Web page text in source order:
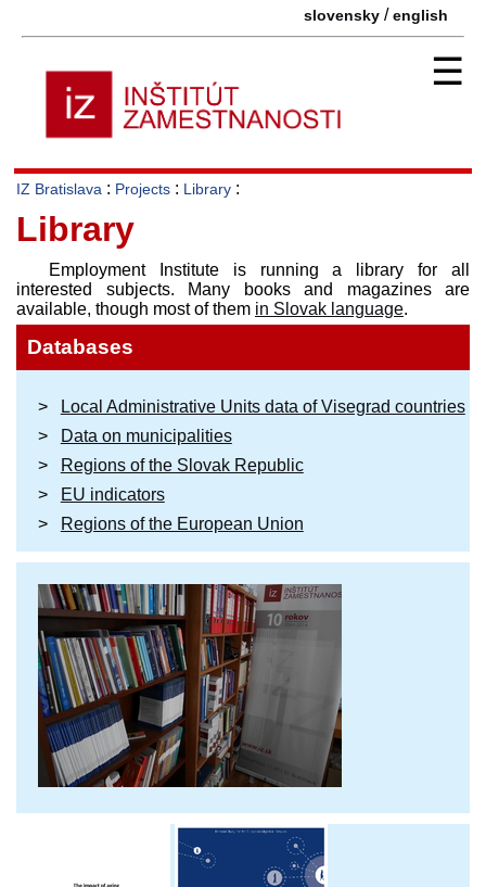
slovensky /english
☰
IZ Bratislava : Projects : Library :
Library
Employment Institute is running a library for all
interested subjects. Many books and magazines are
available, though most of them in Slovak language.
Databases
Local Administrative Units data of Visegrad countries
Data on municipalities
Regions of the Slovak Republic
EU indicators
Regions of the European Union